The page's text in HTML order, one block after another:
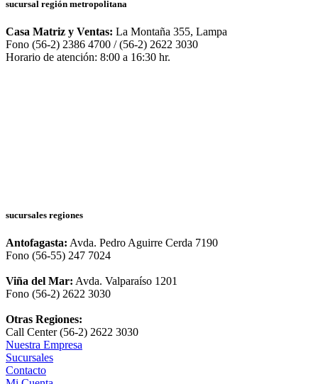
sucursal región metropolitana
Casa Matriz y Ventas: La Montaña 355, Lampa
Fono (56-2) 2386 4700 / (56-2) 2622 3030
Horario de atención: 8:00 a 16:30 hr.
sucursales regiones
Antofagasta: Avda. Pedro Aguirre Cerda 7190
Fono (56-55) 247 7024
Viña del Mar: Avda. Valparaíso 1201
Fono (56-2) 2622 3030
Otras Regiones:
Call Center (56-2) 2622 3030
Nuestra Empresa
Sucursales
Contacto